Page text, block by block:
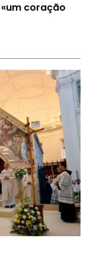
coração